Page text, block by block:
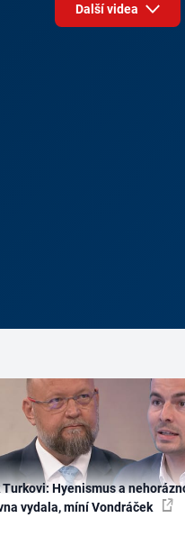
Další videa
Turkovi: Hyenismus a
vydala, míní Vondráček